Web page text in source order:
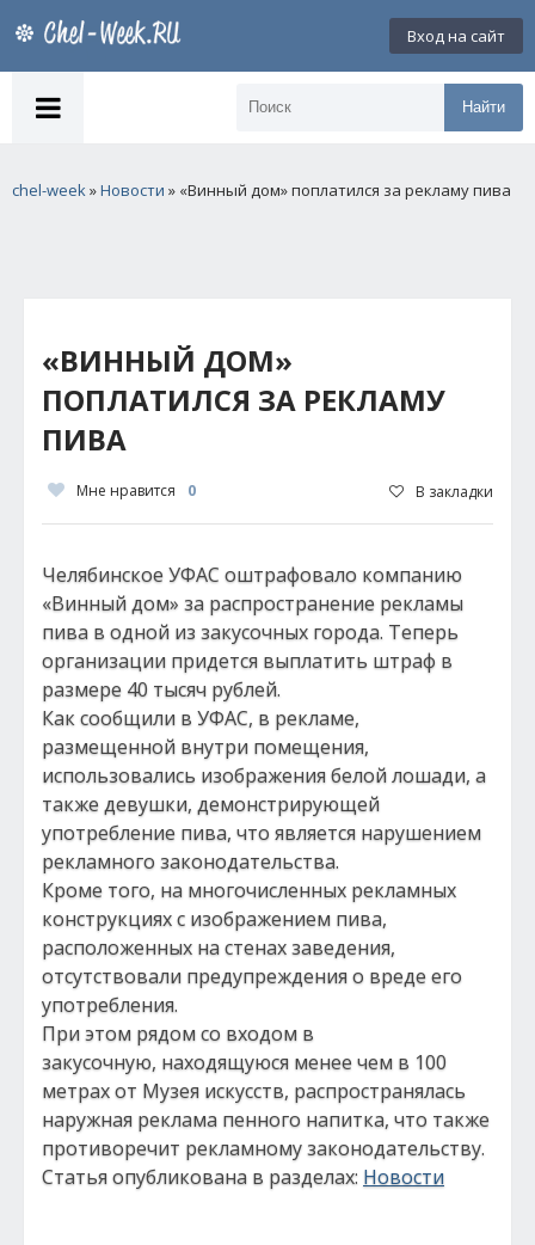
Вход на сайт
Найти
chel-week»Новости » «Винный дом» поплатился за рекламу пива
«ВИННЫЙ ДОМ»
ПОПЛАТИЛСЯ ЗА РЕКЛАМУ
ПИВА
Мне нравится 0 В закладки
Челябинское УФАС оштрафовало компанию
«Винный дом» за распространение рекламы
пива в одной из закусочных города. Теперь
организации придется выплатить штраф в
размере 40 тысяч рублей.
Как сообщили в УФАС, в рекламе,
размещенной внутри помещения,
использовались изображения белой лошади, а
также девушки, демонстрирующей
употребление пива, что является нарушением
рекламного законодательства.
Кроме того, на многочисленных рекламных
конструкциях с изображением пива,
расположенных на стенах заведения,
отсутствовали предупреждения о вреде его
употребления.
При этом рядом со входом в
закусочную, находящуюся менее чем в 100
метрах от Музея искусств, распространялась
наружная реклама пенного напитка, что также
противоречит рекламному законодательству.
Статья опубликована в разделах: Новости